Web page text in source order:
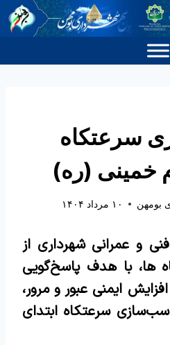
سرعتکاه
خمینی (ره)
بومهن ۱۰ مرداد ۱۴۰۴
و عمرانی شهرداری از
ها، با هدف پاسخ‌گویی
ایمنی عبور و مرور،
سرعتکاه ابتدای